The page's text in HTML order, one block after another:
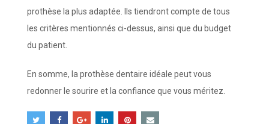
prothèse la plus adaptée. Ils tiendront compte de tous
les critères mentionnés ci-dessus, ainsi que du budget
du patient.
En somme, la prothèse dentaire idéale peut vous
redonner le sourire et la confiance que vous méritez.